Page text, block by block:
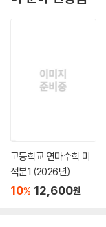
고등학교 연마수학 미
적분1 (2026년)
10% 12,600원